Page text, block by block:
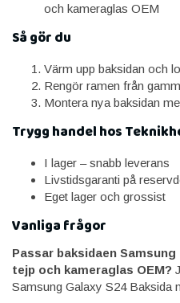
och kameraglas OEM
Så gör du
Värm upp baksidan och
Rengör ramen från
Montera nya baksidan
Trygg handel hos
I lager – snabb leverans
Livstidsgaranti på
Eget lager och grossist
Vanliga frågor
Passar baksidaen Samsung
tejp och kameraglas OEM?
Samsung Galaxy S24 Baksida